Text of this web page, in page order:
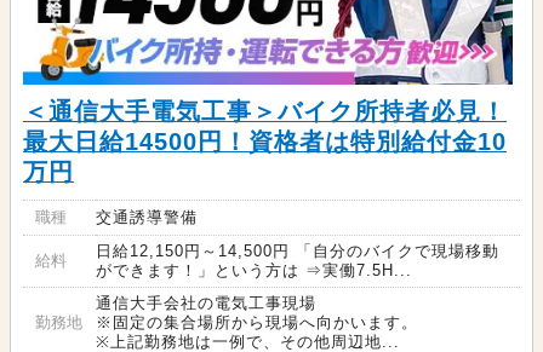
＜通信大手電気工事＞バイク所持者必見！
最大日給14500円！資格者は特別給付金10
万円
職種 交通誘導警備
給料
日給12,150円～14,500円 「自分のバイクで現場移動
ができます！」という方は ⇒実働7.5H...
勤務地
通信大手会社の電気工事現場
※固定の集合場所から現場へ向かいます。
※上記勤務地は一例で、その他周辺地...